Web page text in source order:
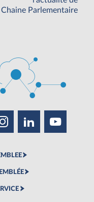
Chaine Parlementaire